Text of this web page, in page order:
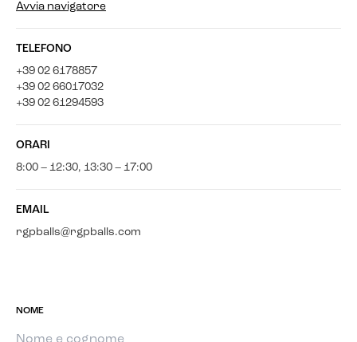
Avvia navigatore
TELEFONO
+39 02 6178857
+39 02 66017032
+39 02 61294593
ORARI
8:00 – 12:30, 13:30 – 17:00
EMAIL
rgpballs@rgpballs.com
NOME